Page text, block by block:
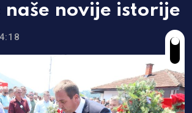
naše novije istorije